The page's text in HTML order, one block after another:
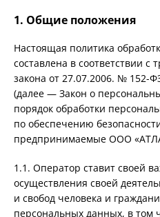
1. Общие положения
Настоящая политика
составлена в соответствии
закона от 27.07.2006. № 152-
(далее — Закон о
порядок обработки
по обеспечению
предпринимаемые ООО
1.1. Оператор ставит своей
осуществления своей
и свобод человека и
персональных данных, в том